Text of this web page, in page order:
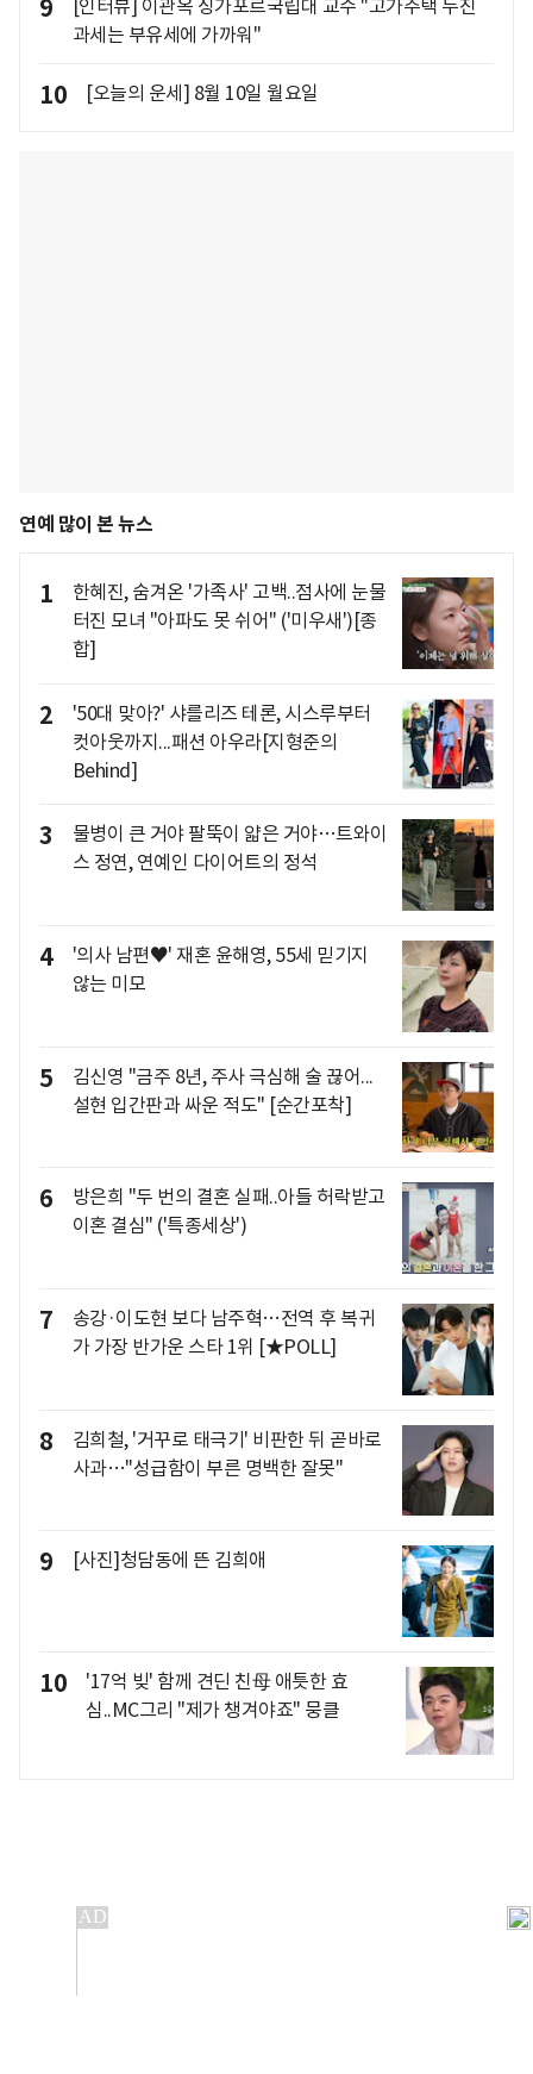
9
[인터뷰] 이관옥 싱가포르국립대 교수 "고가주택 누진
과세는 부유세에 가까워"
10 [오늘의 운세] 8월 10일 월요일
연예 많이 본 뉴스
1
한혜진, 숨겨온 '가족사' 고백..점사에 눈물
터진 모녀 "아파도 못 쉬어" ('미우새')[종
합]
2
'50대 맞아?' 샤를리즈 테론, 시스루부터
컷아웃까지...패션 아우라[지형준의
Behind]
3
물병이 큰 거야 팔뚝이 얇은 거야…트와이
스 정연, 연예인 다이어트의 정석
4
'의사 남편♥' 재혼 윤해영, 55세 믿기지
않는 미모
5
김신영 "금주 8년, 주사 극심해 술 끊어...
설현 입간판과 싸운 적도" [순간포착]
6
방은희 "두 번의 결혼 실패..아들 허락받고
이혼 결심" ('특종세상')
7
송강·이도현 보다 남주혁…전역 후 복귀
가 가장 반가운 스타 1위 [★POLL]
8
김희철, '거꾸로 태극기' 비판한 뒤 곧바로
사과…"성급함이 부른 명백한 잘못"
9 [사진]청담동에 뜬 김희애
10
'17억 빚' 함께 견딘 친母 애틋한 효
심..MC그리 "제가 챙겨야죠" 뭉클